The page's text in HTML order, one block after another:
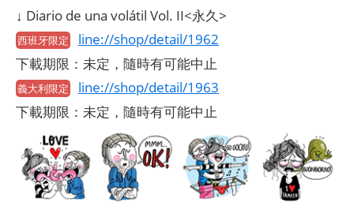
↓ Diario de una volátil Vol. II<永久>
西班牙限定
line://shop/detail/1962
下載期限：未定，隨時有可能中止
義大利限定
line://shop/detail/1963
下載期限：未定，隨時有可能中止